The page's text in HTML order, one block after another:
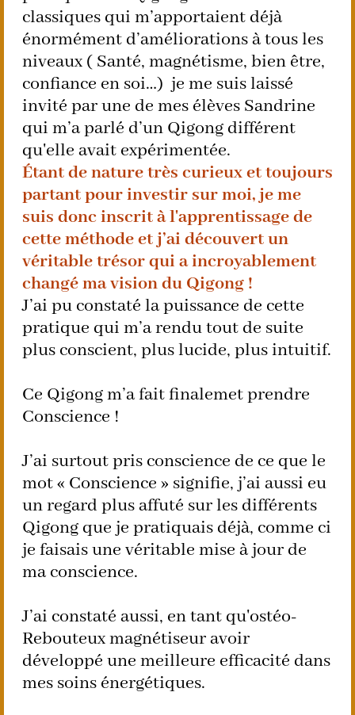
classiques qui m’apportaient déjà
énormément d’améliorations à tous les
niveaux ( Santé, magnétisme, bien être,
confiance en soi…) je me suis laissé
invité par une de mes élèves Sandrine
qui m’a parlé d’un Qigong différent
qu'elle avait expérimentée.
Étant de nature très curieux et toujours
partant pour investir sur moi, je me
suis donc inscrit à l'apprentissage de
cette méthode et j’ai découvert un
véritable trésor qui a incroyablement
changé ma vision du Qigong !
J’ai pu constaté la puissance de cette
pratique qui m’a rendu tout de suite
plus conscient, plus lucide, plus intuitif.
Ce Qigong m’a fait finalemet prendre
Conscience !
J’ai surtout pris conscience de ce que le
mot « Conscience » signifie, j’ai aussi eu
un regard plus affuté sur les différents
Qigong que je pratiquais déjà, comme ci
je faisais une véritable mise à jour de
ma conscience.
J’ai constaté aussi, en tant qu'ostéo-
Rebouteux magnétiseur avoir
développé une meilleure efficacité dans
mes soins énergétiques.